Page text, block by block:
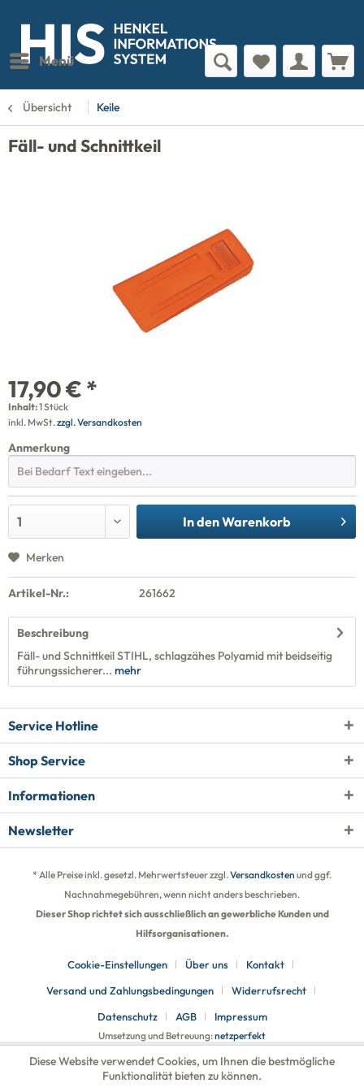
Menü
Übersicht Keile
Fäll- und Schnittkeil
17,90 € *
Inhalt:1 Stück
inkl. MwSt.zzgl. Versandkosten
Anmerkung
In denWarenkorb
Merken
Artikel-Nr.: 261662
Beschreibung
Fäll- und Schnittkeil STIHL, schlagzähes Polyamid mit beidseitig
führungssicherer... mehr
Service Hotline
Shop Service
Informationen
Newsletter
* Alle Preise inkl. gesetzl. Mehrwertsteuer zzgl.Versandkosten und ggf.
Nachnahmegebühren, wenn nicht anders beschrieben.
Dieser Shop richtet sich ausschließlich an gewerbliche Kunden und
Hilfsorganisationen.
Cookie-Einstellungen Über uns
Kontakt
Versand und Zahlungsbedingungen
Widerrufsrecht
Datenschutz
AGB Impressum
Umsetzung und Betreuung:netzperfekt
Diese Website verwendet Cookies, um Ihnen die bestmögliche
Funktionalität bieten zu können.